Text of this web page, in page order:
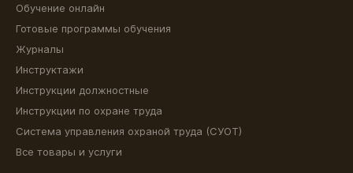
Обучение онлайн
Готовые программы обучения
Журналы
Инструктажи
Инструкции должностные
Инструкции по охране труда
Система управления охраной труда (СУОТ)
Все товары и услуги